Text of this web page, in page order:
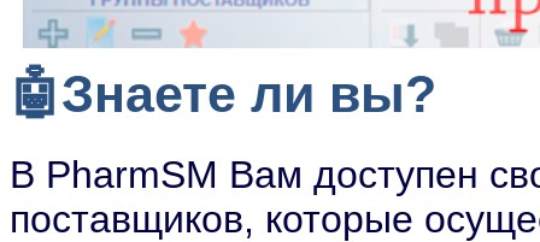
🤖Знаете ли вы?
В PharmSM Вам доступен
поставщиков, которые